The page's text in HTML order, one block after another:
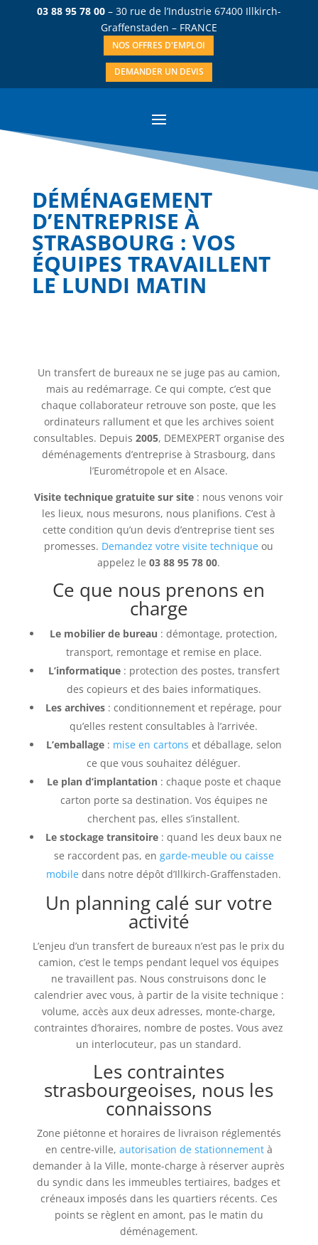
03 88 95 78 00– 30 rue de l’Industrie 67400 Illkirch-
Graffenstaden – FRANCE
NOS OFFRES D'EMPLOI
DEMANDER UN DEVIS
DÉMÉNAGEMENT
D’ENTREPRISE À
STRASBOURG : VOS
ÉQUIPES TRAVAILLENT
LE LUNDI MATIN
Un transfert de bureaux ne se juge pas au camion,
mais au redémarrage. Ce qui compte, c’est que
chaque collaborateur retrouve son poste, que les
ordinateurs rallument et que les archives soient
consultables. Depuis 2005, DEMEXPERT organise des
déménagements d’entreprise à Strasbourg, dans
l’Eurométropole et en Alsace.
Visite technique gratuite sur site : nous venons voir
les lieux, nous mesurons, nous planifions. C’est à
cette condition qu’un devis d’entreprise tient ses
promesses. Demandez votre visite technique ou
appelez le03 88 95 78 00.
Ce que nous prenons en
charge
Le mobilier de bureau : démontage, protection,
transport, remontage et remise en place.
L’informatique: protection des postes, transfert
des copieurs et des baies informatiques.
Les archives : conditionnement et repérage, pour
qu’elles restent consultables à l’arrivée.
L’emballage: mise en cartons et déballage, selon
ce que vous souhaitez déléguer.
Le plan d’implantation: chaque poste et chaque
carton porte sa destination. Vos équipes ne
cherchent pas, elles s’installent.
Le stockage transitoire : quand les deux baux ne
se raccordent pas, en garde-meuble ou caisse
mobile dans notre dépôt d’Illkirch-Graffenstaden.
Un planning calé sur votre
activité
L’enjeu d’un transfert de bureaux n’est pas le prix du
camion, c’est le temps pendant lequel vos équipes
ne travaillent pas. Nous construisons donc le
calendrier avec vous, à partir de la visite technique :
volume, accès aux deux adresses, monte-charge,
contraintes d’horaires, nombre de postes. Vous avez
un interlocuteur, pas un standard.
Les contraintes
strasbourgeoises, nous les
connaissons
Zone piétonne et horaires de livraison réglementés
en centre-ville, autorisation de stationnementà
demander à la Ville, monte-charge à réserver auprès
du syndic dans les immeubles tertiaires, badges et
créneaux imposés dans les quartiers récents. Ces
points se règlent en amont, pas le matin du
déménagement.